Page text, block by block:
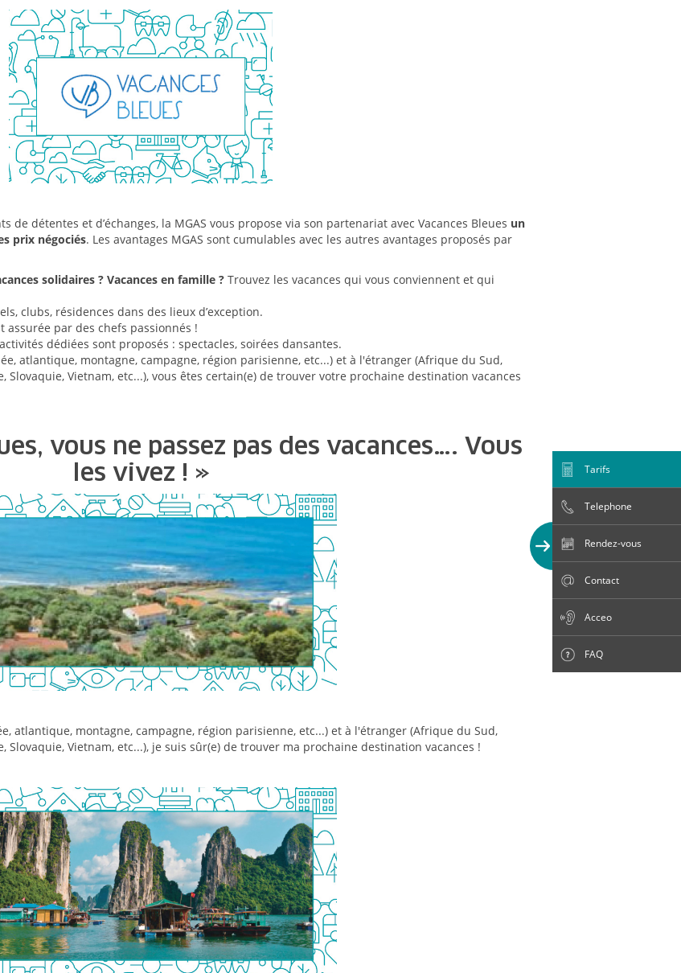
de détentes et d’échanges, la MGAS vous propose via son partenariat avec Vacances Bleues un
prix négociés. Les avantages MGAS sont cumulables avec les autres avantages proposés par
solidaires ? Vacances en famille ? Trouvez les vacances qui vous conviennent et qui
clubs, résidences dans des lieux d’exception.
assurée par des chefs passionnés !
dédiées sont proposés : spectacles, soirées dansantes.
atlantique, montagne, campagne, région parisienne, etc...) et à l'étranger (Afrique du Sud,
Slovaquie, Vietnam, etc...), vous êtes certain(e) de trouver votre prochaine destination vacances
vous ne passez pas des vacances…. Vous
les vivez ! »
atlantique, montagne, campagne, région parisienne, etc...) et à l'étranger (Afrique du Sud,
Slovaquie, Vietnam, etc...), je suis sûr(e) de trouver ma prochaine destination vacances !
Tarifs
Telephone
Rendez-vous
Contact
Acceo
FAQ